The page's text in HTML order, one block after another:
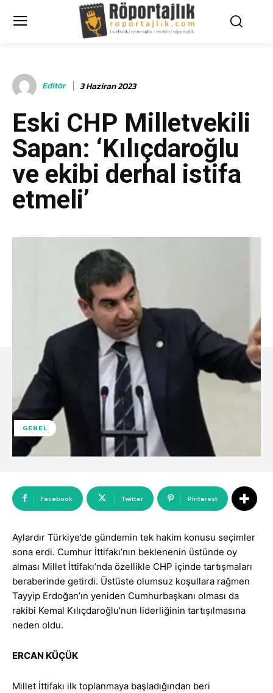
Editör 3 Haziran 2023
Eski CHP Milletvekili
Sapan: ‘Kılıçdaroğlu
ve ekibi derhal istifa
etmeli’
GENEL
Facebook Twitter Pinterest
Aylardır Türkiye’de gündemin tek hakim konusu seçimler
sona erdi. Cumhur İttifakı’nın beklenenin üstünde oy
alması Millet İttifakı’nda özellikle CHP içinde tartışmaları
beraberinde getirdi. Üstüste olumsuz koşullara rağmen
Tayyip Erdoğan’ın yeniden Cumhurbaşkanı olması da
rakibi Kemal Kılıçdaroğlu’nun liderliğinin tartışılmasına
neden oldu.
ERCAN KÜÇÜK
Millet İttifakı ilk toplanmaya başladığından beri